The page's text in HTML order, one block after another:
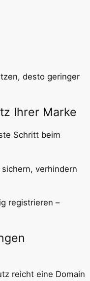
desto geringer
Ihrer Marke
Schritt beim
verhindern
registrieren –
reicht eine Domain